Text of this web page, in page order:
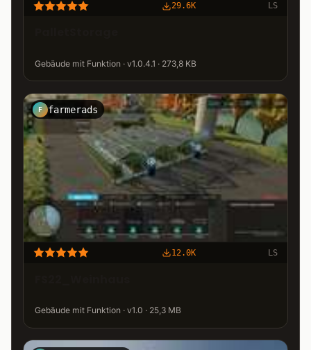
29.6K LS
Gebäude mit Funktion · v1.0.4.1 · 273,8 KB
F farmerads
12.0K LS
Gebäude mit Funktion · v1.0 · 25,3 MB